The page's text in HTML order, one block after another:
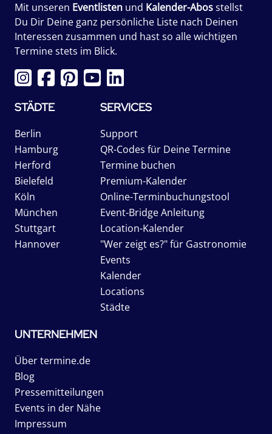
Mit unseren Eventlisten und Kalender-Abosstellst
Du Dir Deine ganz persönliche Liste nach Deinen
Interessen zusammen und hast so alle wichtigen
Termine stets im Blick.
STÄDTE
Berlin
Hamburg
Herford
Bielefeld
Köln
München
Stuttgart
Hannover
SERVICES
Support
QR-Codes für Deine Termine
Termine buchen
Premium-Kalender
Online-Terminbuchungstool
Event-Bridge Anleitung
Location-Kalender
"Wer zeigt es?" für Gastronomie
Events
Kalender
Locations
Städte
UNTERNEHMEN
Über termine.de
Blog
Pressemitteilungen
Events in der Nähe
Impressum